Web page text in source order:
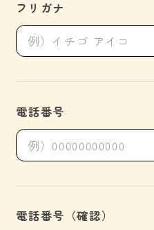
フリガナ
電話番号
電話番号（確認）